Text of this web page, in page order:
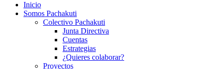
Inicio
Somos Pachakuti
Colectivo Pachakuti
Junta Directiva
Cuentas
Estrategias
¿Quieres colaborar?
Proyectos